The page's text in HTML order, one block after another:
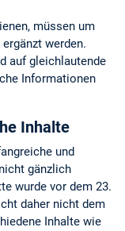
müssen um
werden.
auf gleichlautende
Informationen
Inhalte
und
gänzlich
wurde vor dem 23.
daher nicht dem
Inhalte wie